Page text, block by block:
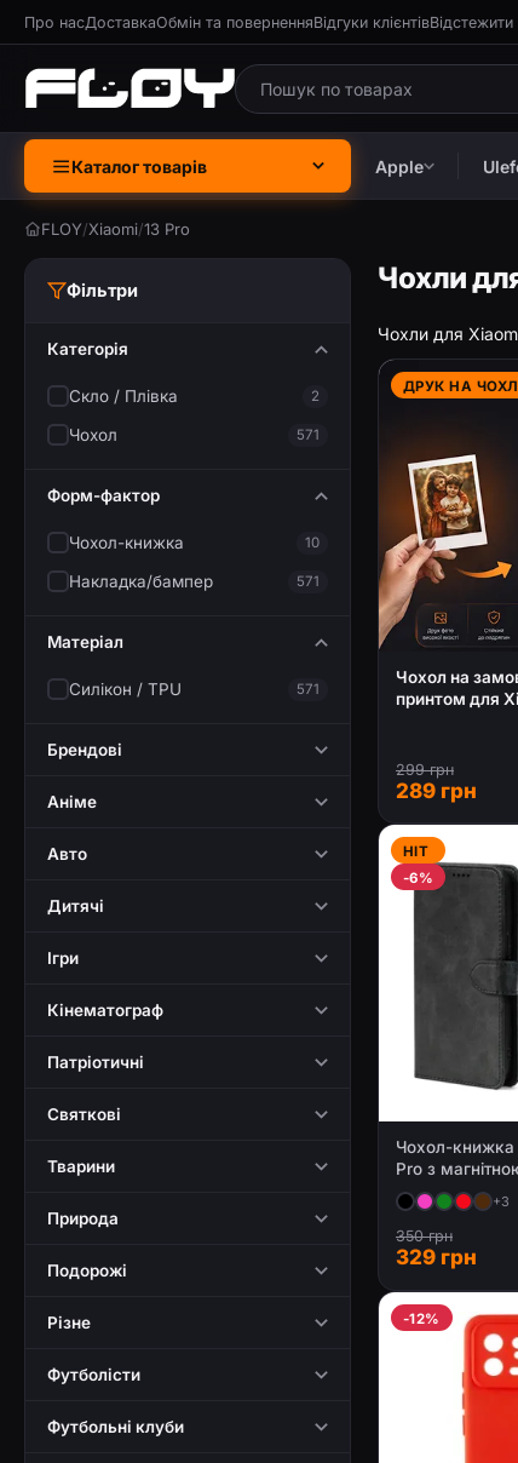
Про насДоставкаОбмін та поверненняВідгуки клієнтів
Каталог товарів Apple
FLOY/Xiaomi/13 Pro
Фільтри
Категорія
Скло / Плівка 2
Чохол 571
Форм-фактор
Чохол-книжка 10
Накладка/бампер 571
Матеріал
Силікон / TPU 571
Брендові
Аніме
Авто
Дитячі
Ігри
Кінематограф
Патріотичні
Святкові
Тварини
Природа
Подорожі
Різне
Футболісти
Футбольні клуби
Чохли
Чохли для
ДРУК НА
Чохол на
принтом для
299 грн
289 грн
HIT
-6%
Чохол-книжка
Pro з
+3
350 грн
329 грн
-12%